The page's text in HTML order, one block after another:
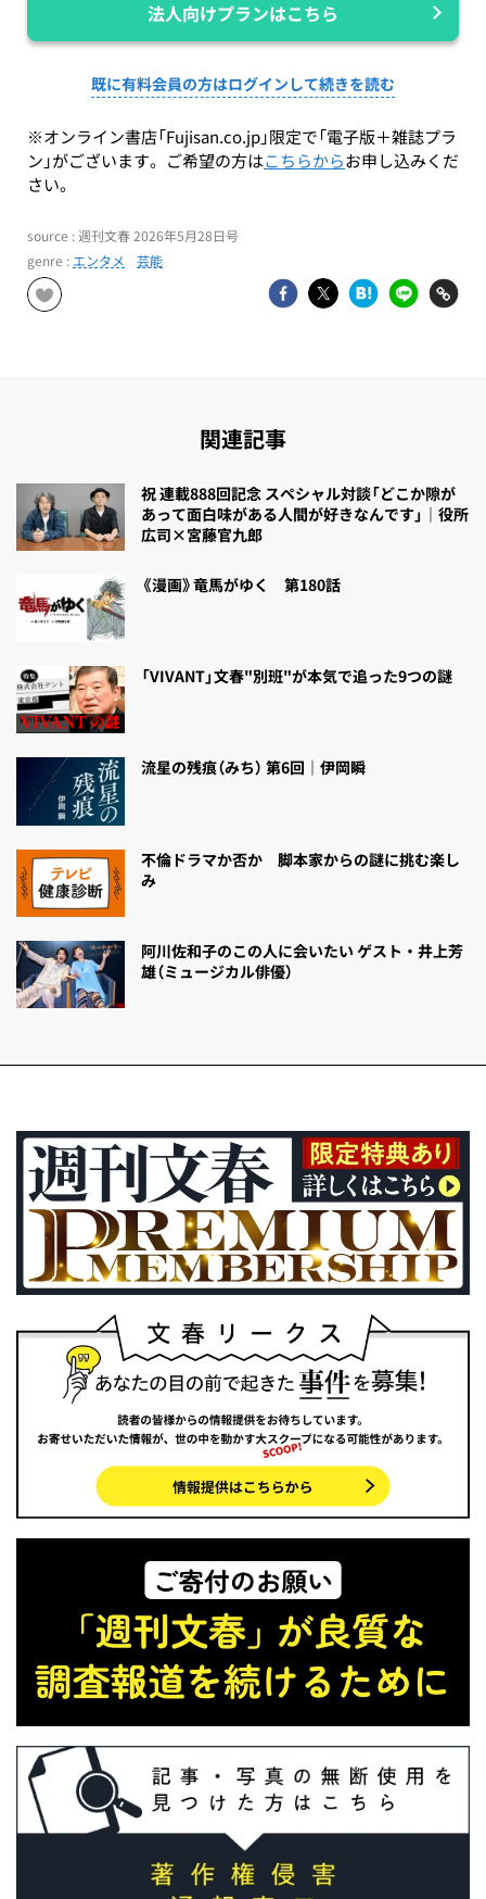
法人向けプランはこちら
既に有料会員の方はログインして続きを読む
※オンライン書店「Fujisan.co.jp」限定で「電子版＋雑誌プラ
ン」がございます。ご希望の方はこちらからお申し込みくだ
さい。
source : 週刊文春 2026年5月28日号
genre : エンタメ 芸能
関連記事
祝 連載888回記念 スペシャル対談「どこか隙が
あって面白味がある人間が好きなんです」｜役所
広司×宮藤官九郎
《漫画》竜馬がゆく 第180話
「VIVANT」文春"別班"が本気で追った9つの謎
流星の残痕（みち） 第6回｜伊岡瞬
不倫ドラマか否か 脚本家からの謎に挑む楽し
み
阿川佐和子のこの人に会いたい ゲスト・井上芳
雄（ミュージカル俳優）